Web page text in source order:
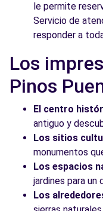
le permite
Servicio de
responder a
Los
Pinos
El centro
antiguo y
Los sitios
monumentos
Los espacios
jardines para un
Los